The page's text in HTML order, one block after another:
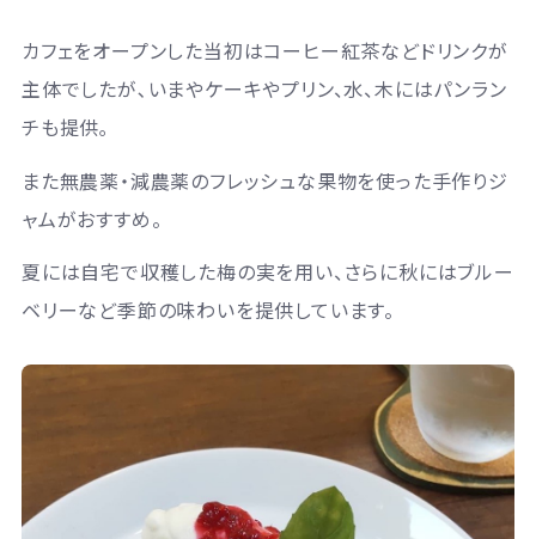
カフェをオープンした当初はコーヒー紅茶などドリンクが
主体でしたが､いまやケーキやプリン、水、木にはパンラン
チも提供｡
また無農薬・減農薬のフレッシュな果物を使った手作りジ
ャムがおすすめ。
夏には自宅で収穫した梅の実を用い、さらに秋にはブルー
ベリーなど季節の味わいを提供しています。